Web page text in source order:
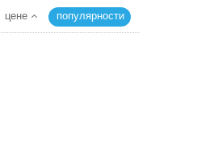
цене популярности